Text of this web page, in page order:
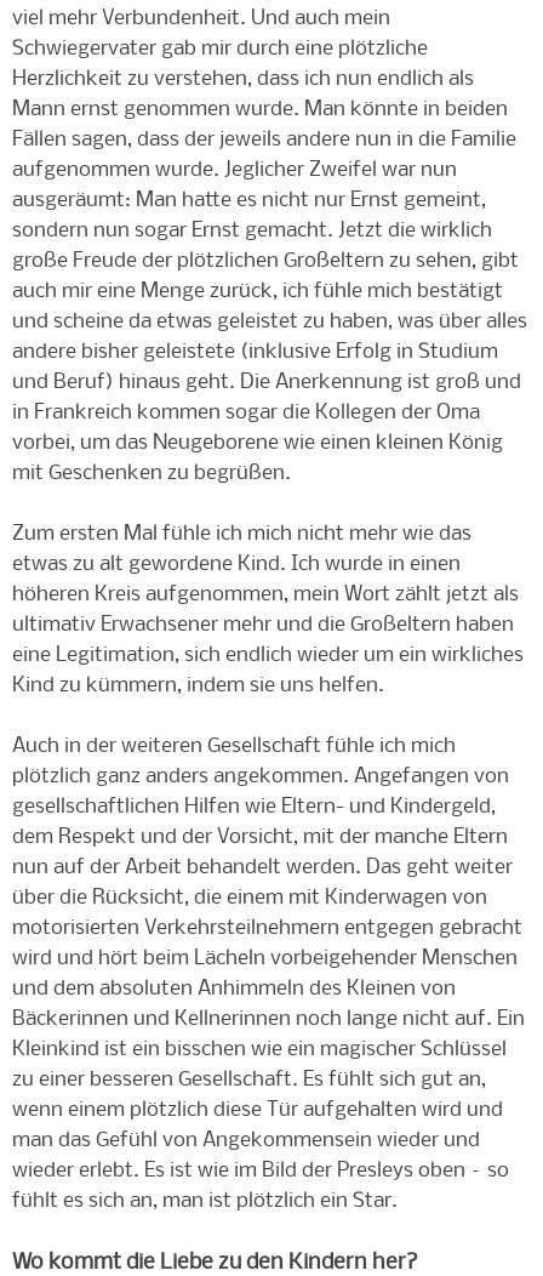
viel mehr Verbundenheit. Und auch mein
Schwiegervater gab mir durch eine plötzliche
Herzlichkeit zu verstehen, dass ich nun endlich als
Mann ernst genommen wurde. Man könnte in beiden
Fällen sagen, dass der jeweils andere nun in die Familie
aufgenommen wurde. Jeglicher Zweifel war nun
ausgeräumt: Man hatte es nicht nur Ernst gemeint,
sondern nun sogar Ernst gemacht. Jetzt die wirklich
große Freude der plötzlichen Großeltern zu sehen, gibt
auch mir eine Menge zurück, ich fühle mich bestätigt
und scheine da etwas geleistet zu haben, was über alles
andere bisher geleistete (inklusive Erfolg in Studium
und Beruf) hinaus geht. Die Anerkennung ist groß und
in Frankreich kommen sogar die Kollegen der Oma
vorbei, um das Neugeborene wie einen kleinen König
mit Geschenken zu begrüßen.
Zum ersten Mal fühle ich mich nicht mehr wie das
etwas zu alt gewordene Kind. Ich wurde in einen
höheren Kreis aufgenommen, mein Wort zählt jetzt als
ultimativ Erwachsener mehr und die Großeltern haben
eine Legitimation, sich endlich wieder um ein wirkliches
Kind zu kümmern, indem sie uns helfen.
Auch in der weiteren Gesellschaft fühle ich mich
plötzlich ganz anders angekommen. Angefangen von
gesellschaftlichen Hilfen wie Eltern- und Kindergeld,
dem Respekt und der Vorsicht, mit der manche Eltern
nun auf der Arbeit behandelt werden. Das geht weiter
über die Rücksicht, die einem mit Kinderwagen von
motorisierten Verkehrsteilnehmern entgegen gebracht
wird und hört beim Lächeln vorbeigehender Menschen
und dem absoluten Anhimmeln des Kleinen von
Bäckerinnen und Kellnerinnen noch lange nicht auf. Ein
Kleinkind ist ein bisschen wie ein magischer Schlüssel
zu einer besseren Gesellschaft. Es fühlt sich gut an,
wenn einem plötzlich diese Tür aufgehalten wird und
man das Gefühl von Angekommensein wieder und
wieder erlebt. Es ist wie im Bild der Presleys oben – so
fühlt es sich an, man ist plötzlich ein Star.
Wo kommt die Liebe zu den Kindern her?